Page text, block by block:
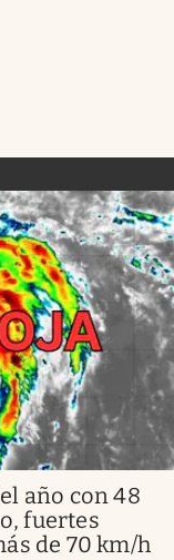
año con 48
fuertes
de 70 km/h